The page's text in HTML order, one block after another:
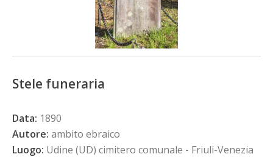
Stele funeraria
Data: 1890
Autore: ambito ebraico
Luogo: Udine (UD) cimitero comunale - Friuli-Venezia